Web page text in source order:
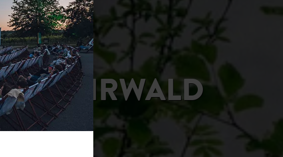
IN EHRWALD